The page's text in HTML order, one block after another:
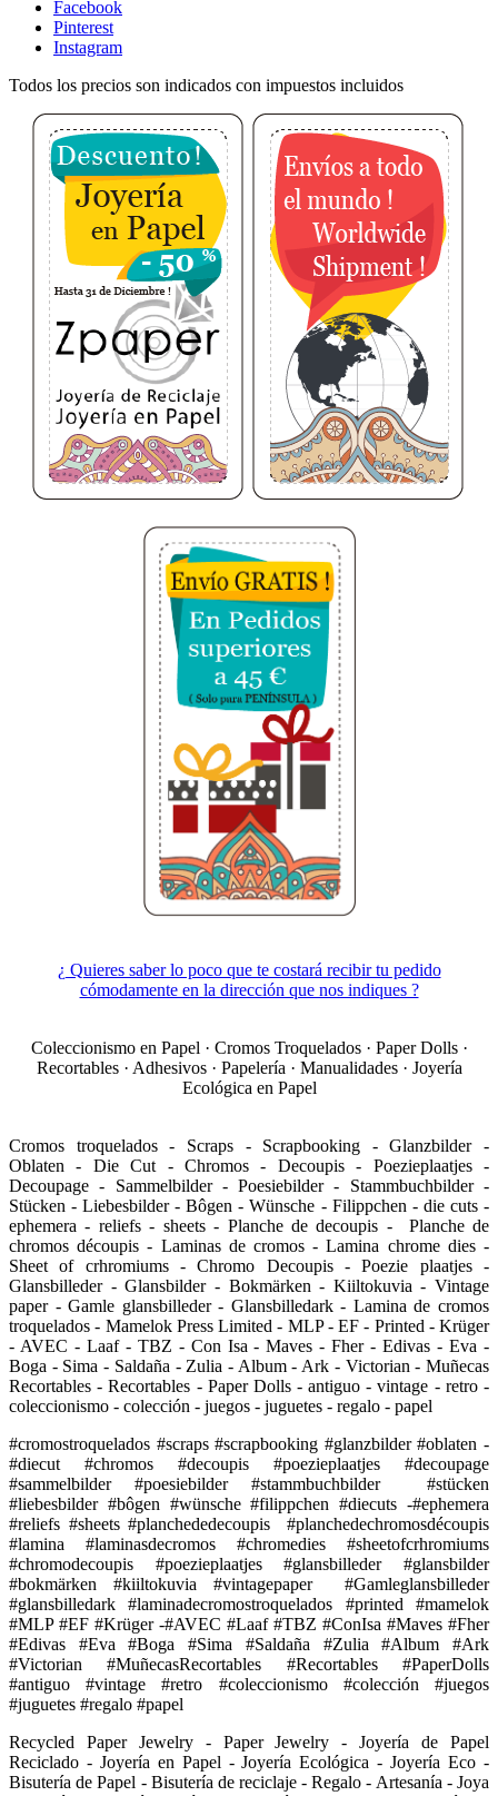
Facebook
Pinterest
Instagram
Todos los precios son indicados con impuestos incluidos
¿ Quieres saber lo poco que te costará recibir tu pedido
cómodamente en la dirección que nos indiques ?
Coleccionismo en Papel · Cromos Troquelados · Paper Dolls ·
Recortables · Adhesivos · Papelería · Manualidades · Joyería
Ecológica en Papel
Cromos troquelados - Scraps - Scrapbooking - Glanzbilder -
Oblaten - Die Cut - Chromos - Decoupis - Poezieplaatjes -
Decoupage - Sammelbilder - Poesiebilder - Stammbuchbilder -
Stücken - Liebesbilder - Bôgen - Wünsche - Filippchen - die cuts -
ephemera - reliefs - sheets - Planche de decoupis - Planche de
chromos découpis - Laminas de cromos - Lamina chrome dies -
Sheet of crhromiums - Chromo Decoupis - Poezie plaatjes -
Glansbilleder - Glansbilder - Bokmärken - Kiiltokuvia - Vintage
paper - Gamle glansbilleder - Glansbilledark - Lamina de cromos
troquelados - Mamelok Press Limited - MLP - EF - Printed - Krüger
- AVEC - Laaf - TBZ - Con Isa - Maves - Fher - Edivas - Eva -
Boga - Sima - Saldaña - Zulia - Album - Ark - Victorian - Muñecas
Recortables - Recortables - Paper Dolls - antiguo - vintage - retro -
coleccionismo - colección - juegos - juguetes - regalo - papel
#cromostroquelados #scraps #scrapbooking #glanzbilder #oblaten -
#diecut #chromos #decoupis #poezieplaatjes #decoupage
#sammelbilder #poesiebilder #stammbuchbilder #stücken
#liebesbilder #bôgen #wünsche #filippchen #diecuts -#ephemera
#reliefs #sheets #planchededecoupis #planchedechromosdécoupis
#lamina #laminasdecromos #chromedies #sheetofcrhromiums
#chromodecoupis #poezieplaatjes #glansbilleder #glansbilder
#bokmärken #kiiltokuvia #vintagepaper #Gamleglansbilleder
#glansbilledark #laminadecromostroquelados #printed #mamelok
#MLP #EF #Krüger -#AVEC #Laaf #TBZ #ConIsa #Maves #Fher
#Edivas #Eva #Boga #Sima #Saldaña #Zulia #Album #Ark
#Victorian #MuñecasRecortables #Recortables #PaperDolls
#antiguo #vintage #retro #coleccionismo #colección #juegos
#juguetes #regalo #papel
Recycled Paper Jewelry - Paper Jewelry - Joyería de Papel
Reciclado - Joyería en Papel - Joyería Ecológica - Joyería Eco -
Bisutería de Papel - Bisutería de reciclaje - Regalo - Artesanía - Joya